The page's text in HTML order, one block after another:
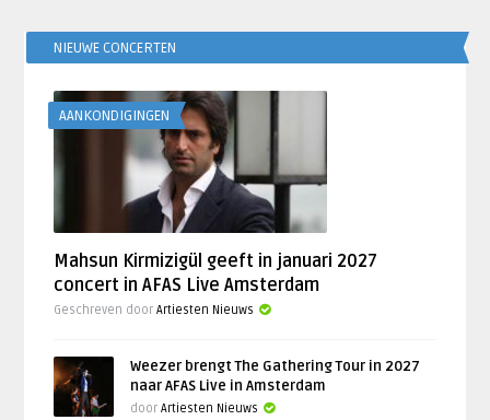
NIEUWE CONCERTEN
AANKONDIGINGEN
Mahsun Kirmizigül geeft in januari 2027
concert in AFAS Live Amsterdam
Geschreven doorArtiesten Nieuws
Weezer brengt The Gathering Tour in 2027
naar AFAS Live in Amsterdam
doorArtiesten Nieuws